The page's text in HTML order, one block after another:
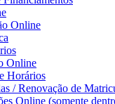
Online
Online
Horários
/ Renovação de
Online (somente